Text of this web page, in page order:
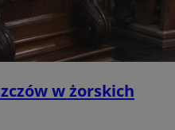
w żorskich